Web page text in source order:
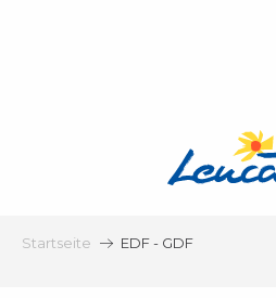
Startseite EDF - GDF